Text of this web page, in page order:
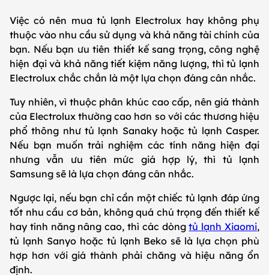
Việc có nên mua tủ lạnh Electrolux hay không phụ
thuộc vào nhu cầu sử dụng và khả năng tài chính của
bạn. Nếu bạn ưu tiên thiết kế sang trọng, công nghệ
hiện đại và khả năng tiết kiệm năng lượng, thì tủ lạnh
Electrolux chắc chắn là một lựa chọn đáng cân nhắc.
Tuy nhiên, vì thuộc phân khúc cao cấp, nên giá thành
của Electrolux thường cao hơn so với các thương hiệu
phổ thông như tủ lạnh Sanaky hoặc tủ lạnh Casper.
Nếu bạn muốn trải nghiệm các tính năng hiện đại
nhưng vẫn ưu tiên mức giá hợp lý, thì tủ lạnh
Samsung sẽ là lựa chọn đáng cân nhắc.
Ngược lại, nếu bạn chỉ cần một chiếc tủ lạnh đáp ứng
tốt nhu cầu cơ bản, không quá chú trọng đến thiết kế
hay tính năng nâng cao, thì các dòngtủ lạnh Xiaomi,
tủ lạnh Sanyo hoặc tủ lạnh Beko sẽ là lựa chọn phù
hợp hơn với giá thành phải chăng và hiệu năng ổn
định.